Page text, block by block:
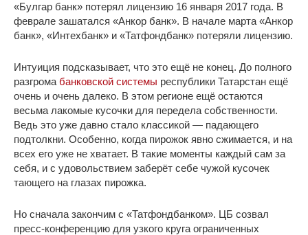
«Булгар банк» потерял лицензию 16 января 2017 года. В
феврале зашатался «Анкор банк». В начале марта «Анкор
банк», «Интехбанк» и «Татфондбанк» потеряли лицензию.
Интуиция подсказывает, что это ещё не конец. До полного
разгрома банковской системы республики Татарстан ещё
очень и очень далеко. В этом регионе ещё остаются
весьма лакомые кусочки для передела собственности.
Ведь это уже давно стало классикой — падающего
подтолкни. Особенно, когда пирожок явно сжимается, и на
всех его уже не хватает. В такие моменты каждый сам за
себя, и с удовольствием заберёт себе чужой кусочек
тающего на глазах пирожка.
Но сначала закончим с «Татфондбанком». ЦБ созвал
пресс-конференцию для узкого круга ограниченных